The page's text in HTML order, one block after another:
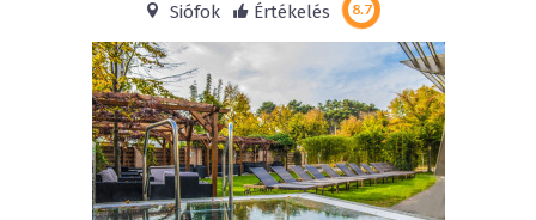
Siófok Értékelés